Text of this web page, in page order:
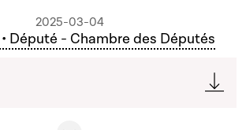
2025-03-04
Député - Chambre des Députés